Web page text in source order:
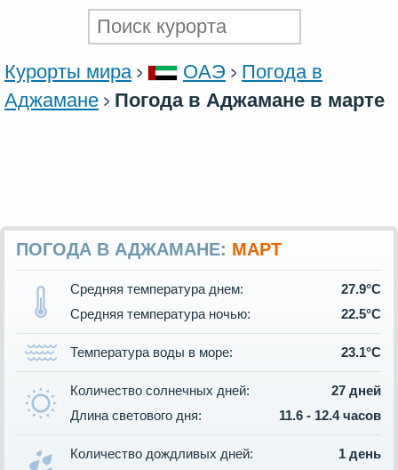
Курорты мира ОАЭ
Погода в
Аджамане
Погода в Аджамане в марте
ПОГОДА В АДЖАМАНЕ: МАРТ
Средняя температура днем:
27.9°C
Средняя температура ночью:
22.5°C
Температура воды в море: 23.1°C
Количество солнечных дней:
27 дней
Длина светового дня:
11.6 - 12.4 часов
Количество дождливых дней:
1 день